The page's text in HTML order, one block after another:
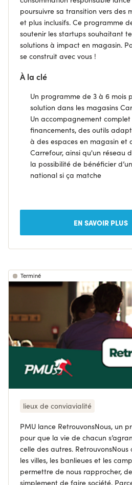
poursuivre sa transition vers des
et plus inclusifs. Ce programme
soutenir les startups souhaitant
solutions à impact en magasin.
se construit avec vous !
À la clé
Un programme de 3 à 6 mois
solution dans les magasins
Un accompagnement
financements, des outils
à des espaces en magasin et
Carrefour, ainsi qu'un réseau
la possibilité de bénéficier
national si ça matche
EN SAVOIR PLUS
Terminé
lieux de conviavialité
PMU lance RetrouvonsNous, un
pour que la vie de chacun
celle des autres.
les villes, les banlieues et les
permettre de nous rapprocher,
simplement de faire société.